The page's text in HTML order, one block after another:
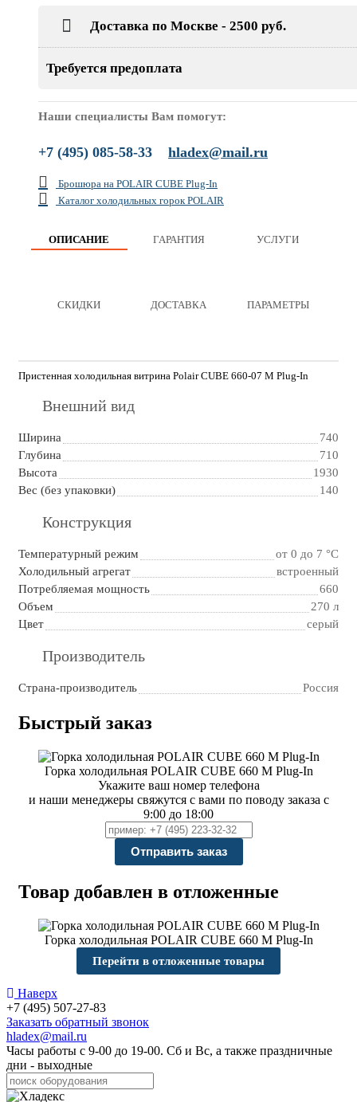
Доставка по Москве - 2500 руб.
Требуется предоплата
Наши специалисты Вам помогут:
+7 (495) 085-58-33 hladex@mail.ru
Брошюра на POLAIR CUBE Plug-In
Каталог холодильных горок POLAIR
ОПИСАНИЕ ГАРАНТИЯ УСЛУГИ
СКИДКИ ДОСТАВКА ПАРАМЕТРЫ
Пристенная холодильная витрина Polair CUBE 660-07 M Plug-In
Внешний вид
Ширина
740
Глубина
710
Высота
1930
Вес (без упаковки)
140
Конструкция
Температурный режим
от 0 до 7 °C
Холодильный агрегат
встроенный
Потребляемая мощность
660
Объем
270 л
Цвет
серый
Производитель
Страна-производитель Россия
Быстрый заказ
Горка холодильная POLAIR CUBE 660 М Plug-In
Укажите ваш номер телефона
и наши менеджеры свяжутся с вами по поводу заказа с
9:00 до 18:00
Товар добавлен в отложенные
Горка холодильная POLAIR CUBE 660 М Plug-In
Перейти в отложенные товары
Наверх
+7 (495) 507-27-83
Заказать обратный звонок
hladex@mail.ru
Часы работы с 9-00 до 19-00. Сб и Вс, а также праздничные
дни - выходные